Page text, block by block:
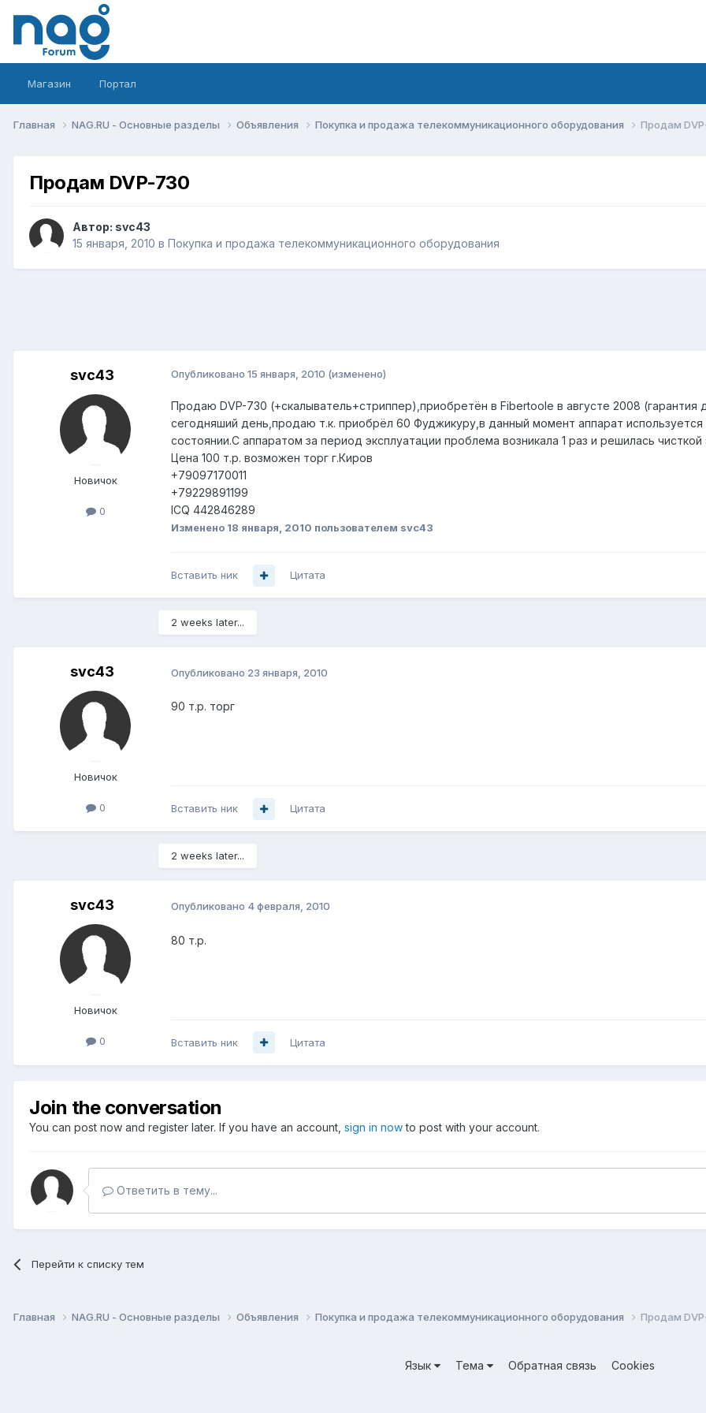
Магазин Портал
Главная NAG.RU - Основные разделы Объявления Покупка и продажа телекоммуникационного оборудования Продам
Продам DVP-730
Автор: svc43
15 января, 2010 в Покупка и продажа телекоммуникационного оборудования
svc43
Новичок
0
Опубликовано 15 января, 2010 (изменено)
Продаю DVP-730 (+скалыватель+стриппер),приобретён в Fibertoolе в августе 2008 (гарантия
сегодняший день,продаю т.к. приобрёл 60 Фуджикуру,в данный момент аппарат
состоянии.С аппаратом за период эксплуатации проблема возникала 1 раз и решилась
Цена 100 т.р. возможен торг г.Киров
+79097170011
+79229891199
ICQ 442846289
Изменено 18 января, 2010 пользователем svc43
Вставить ник Цитата
2 weeks later...
svc43
Новичок
0
Опубликовано 23 января, 2010
90 т.р. торг
Вставить ник Цитата
2 weeks later...
svc43
Новичок
0
Опубликовано 4 февраля, 2010
80 т.р.
Вставить ник Цитата
Join the conversation
You can post now and register later. If you have an account, sign in nowto post with your account.
Ответить в тему...
Перейти к списку тем
Главная NAG.RU - Основные разделы Объявления Покупка и продажа телекоммуникационного оборудования Продам
Язык Тема Обратная связь
Cookies